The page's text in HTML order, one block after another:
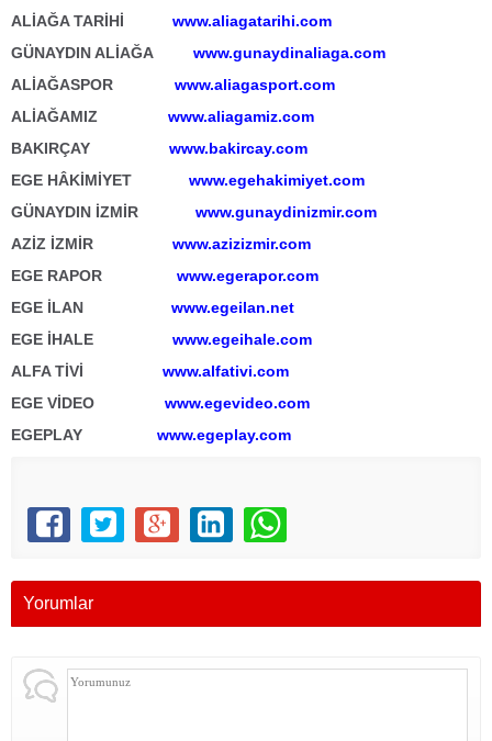
ALİAĞA TARİHİ www.aliagatarihi.com
GÜNAYDIN ALİAĞA
www.gunaydinaliaga.com
ALİAĞASPOR www.aliagasport.com
ALİAĞAMIZ www.aliagamiz.com
BAKIRÇAY www.bakircay.com
EGE HÂKİMİYET www.egehakimiyet.com
GÜNAYDIN İZMİR www.gunaydinizmir.com
AZİZ İZMİR www.azizizmir.com
EGE RAPOR www.egerapor.com
EGE İLAN www.egeilan.net
EGE İHALE www.egeihale.com
ALFA TİVİ www.alfativi.com
EGE VİDEO www.egevideo.com
EGEPLAY www.egeplay.com
Yorumlar